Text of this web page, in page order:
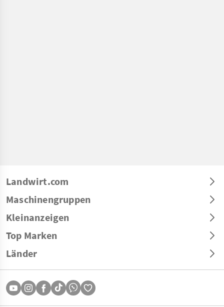
Landwirt.com
Maschinengruppen
Kleinanzeigen
Top Marken
Länder